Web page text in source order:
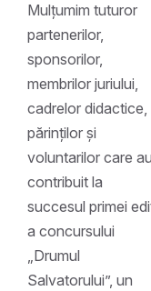
Mulțumim tuturor
partenerilor,
sponsorilor,
membrilor juriului,
cadrelor didactice,
părinților și
voluntarilor care au
contribuit la
succesul primei
a concursului
„Drumul
Salvatorului”, un